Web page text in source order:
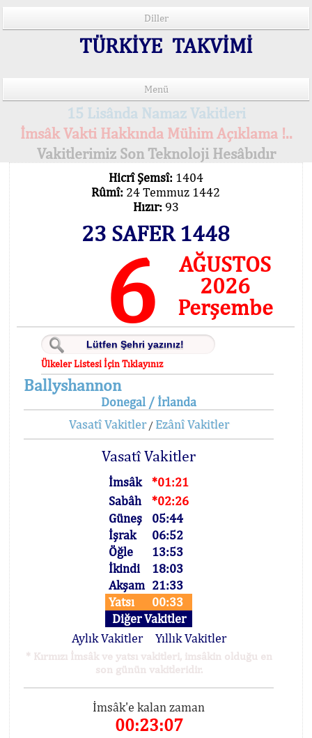
Diller
TÜRKİYE TAKVİMİ
Menü
15 Lisânda Namaz Vakitleri
İmsâk Vakti Hakkında Mühim Açıklama !..
Vakitlerimiz Son Teknoloji Hesâbıdır
Hicrî Şemsî: 1404
Rûmî: 24 Temmuz 1442
Hızır: 93
23 SAFER 1448
6
AĞUSTOS
2026
Perşembe
Ülkeler Listesi İçin Tıklayınız
Ballyshannon
Donegal / İrlanda
Vasatî Vakitler/ Ezânî Vakitler
Vasatî Vakitler
İmsâk
*01:21
Sabâh
*02:26
Güneş
05:44
İşrak
06:52
Öğle
13:53
İkindi
18:03
Akşam 21:33
Yatsı
00:33
Diğer Vakitler
Aylık Vakitler
Yıllık Vakitler
* Kırmızı İmsâk ve yatsı vakitleri, imsâkin olduğu en
son günün vakitleridir.
İmsâk'e kalan zaman
00:23:07